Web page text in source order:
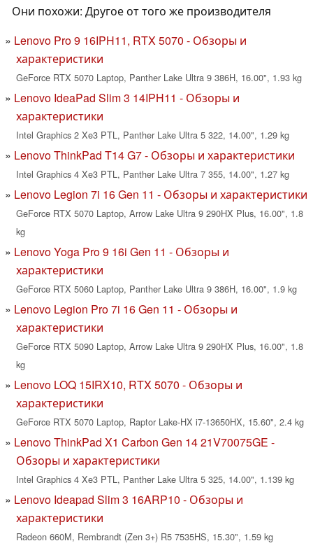
Они похожи: Другое от того же производителя
Lenovo Pro 9 16IPH11, RTX 5070 - Обзоры и
характеристики
GeForce RTX 5070 Laptop, Panther Lake Ultra 9 386H, 16.00", 1.93 kg
Lenovo IdeaPad Slim 3 14IPH11 - Обзоры и
характеристики
Intel Graphics 2 Xe3 PTL, Panther Lake Ultra 5 322, 14.00", 1.29 kg
Lenovo ThinkPad T14 G7 - Обзоры и характеристики
Intel Graphics 4 Xe3 PTL, Panther Lake Ultra 7 355, 14.00", 1.27 kg
Lenovo Legion 7i 16 Gen 11 - Обзоры и характеристики
GeForce RTX 5070 Laptop, Arrow Lake Ultra 9 290HX Plus, 16.00", 1.8
kg
Lenovo Yoga Pro 9 16i Gen 11 - Обзоры и
характеристики
GeForce RTX 5060 Laptop, Panther Lake Ultra 9 386H, 16.00", 1.9 kg
Lenovo Legion Pro 7i 16 Gen 11 - Обзоры и
характеристики
GeForce RTX 5090 Laptop, Arrow Lake Ultra 9 290HX Plus, 16.00", 1.8
kg
Lenovo LOQ 15IRX10, RTX 5070 - Обзоры и
характеристики
GeForce RTX 5070 Laptop, Raptor Lake-HX i7-13650HX, 15.60", 2.4 kg
Lenovo ThinkPad X1 Carbon Gen 14 21V70075GE -
Обзоры и характеристики
Intel Graphics 4 Xe3 PTL, Panther Lake Ultra 5 325, 14.00", 1.139 kg
Lenovo Ideapad Slim 3 16ARP10 - Обзоры и
характеристики
Radeon 660M, Rembrandt (Zen 3+) R5 7535HS, 15.30", 1.59 kg